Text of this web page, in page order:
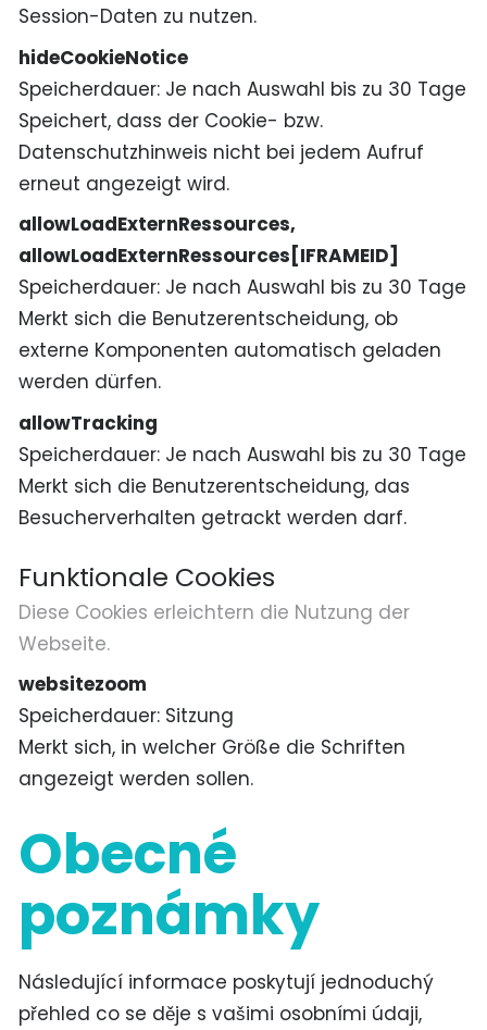
Session-Daten zu nutzen.
hideCookieNotice
Speicherdauer Je nach Auswahl bis zu 30 Tage
Speichert, dass der Cookie- bzw.
Datenschutzhinweis nicht bei jedem Aufruf
erneut angezeigt wird.
allowLoadExternRessources,
allowLoadExternRessources[IFRAMEID]
Speicherdauer Je nach Auswahl bis zu 30 Tage
Merkt sich die Benutzerentscheidung, ob
externe Komponenten automatisch geladen
werden dürfen.
allowTracking
Speicherdauer Je nach Auswahl bis zu 30 Tage
Merkt sich die Benutzerentscheidung, das
Besucherverhalten getrackt werden darf.
Funktionale Cookies
Diese Cookies erleichtern die Nutzung der
Webseite.
websitezoom
Speicherdauer Sitzung
Merkt sich, in welcher Größe die Schriften
angezeigt werden sollen.
Obecné
poznámky
Následující informace poskytují jednoduchý
přehled co se děje s vašimi osobními údaji,